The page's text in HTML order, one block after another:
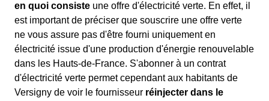
en quoi consiste une offre d'électricité verte. En effet, il
est important de préciser que souscrire une offre verte
ne vous assure pas d'être fourni uniquement en
électricité issue d'une production d'énergie renouvelable
dans les Hauts-de-France. S'abonner à un contrat
d'électricité verte permet cependant aux habitants de
Versigny de voir le fournisseur réinjecter dans le